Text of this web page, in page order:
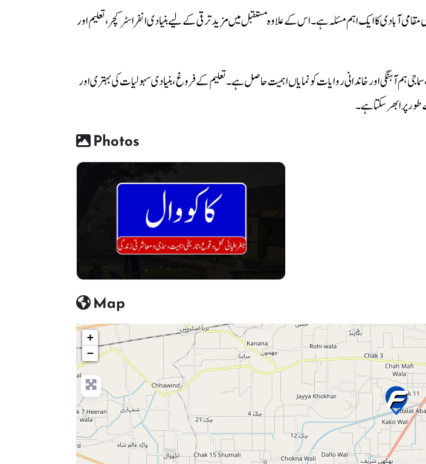
آبادی کا ایک اہم مسئلہ ہے۔ اس کے علاوہ مستقبل میں مزید ترقی کے لیے بنیادی انفراسٹرکچر، تعلیم اور
ہم آہنگی اور خاندانی روایات کو نمایاں اہمیت حاصل ہے۔ تعلیم کے فروغ، بنیادی سہولیات کی بہتری اور
پر ابھر سکتا ہے۔
Photos
Map
+
−